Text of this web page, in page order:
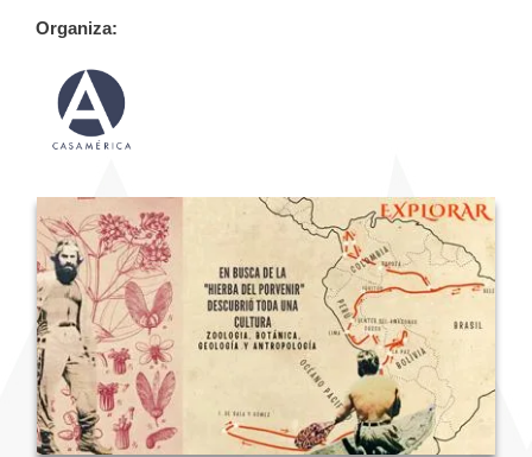
Organiza: